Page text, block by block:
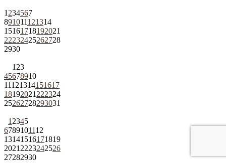
1 234567
891011121314
15161718192021
22232425262728
2930
1 23
45678910
11121314151617
18192021 222324
25262728293031
1 2345
6789101112
13141516171819
2021 2223242526
27282930